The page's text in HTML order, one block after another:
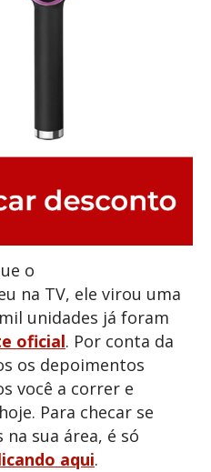
o
na TV, ele virou uma
unidades já foram
oficial. Por conta da
os depoimentos
você a correr e
Para checar se
sua área, é só
aqui.